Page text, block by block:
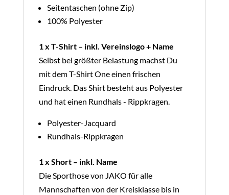
Seitentaschen (ohne Zip)
100% Polyester
1 x T-Shirt – inkl. Vereinslogo + Name
Selbst bei größter Belastung machst Du
mit dem T-Shirt One einen frischen
Eindruck. Das Shirt besteht aus Polyester
und hat einen Rundhals - Rippkragen.
Polyester-Jacquard
Rundhals-Rippkragen
1 x Short – inkl. Name
Die Sporthose von JAKO für alle
Mannschaften von der Kreisklasse bis in